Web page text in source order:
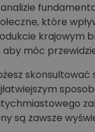
które
krajowym
aby móc
są zawsze